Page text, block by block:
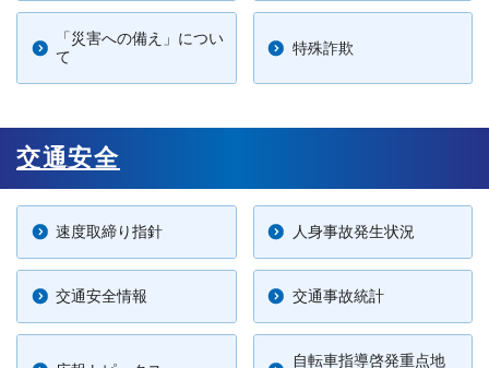
「災害への備え」につい
て
特殊詐欺
交通安全
速度取締り指針 人身事故発生状況
交通安全情報 交通事故統計
自転車指導啓発重点地